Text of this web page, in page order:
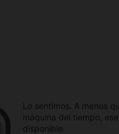
Lo sentimos. A menos
máquina del tiempo,
disponible.